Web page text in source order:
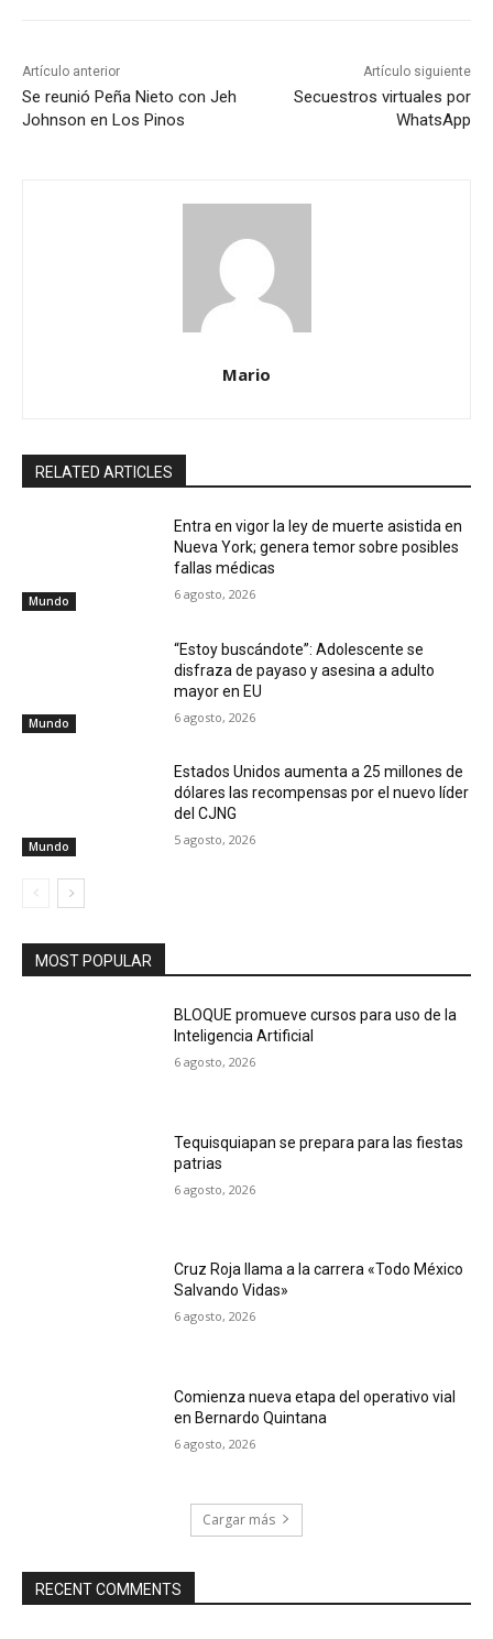
Artículo anterior
Se reunió Peña Nieto con Jeh
Johnson en Los Pinos
Artículo siguiente
Secuestros virtuales por
WhatsApp
Mario
RELATED ARTICLES
Mundo
Entra en vigor la ley de muerte asistida en
Nueva York; genera temor sobre posibles
fallas médicas
6 agosto, 2026
Mundo
“Estoy buscándote”: Adolescente se
disfraza de payaso y asesina a adulto
mayor en EU
6 agosto, 2026
Mundo
Estados Unidos aumenta a 25 millones de
dólares las recompensas por el nuevo líder
del CJNG
5 agosto, 2026
MOST POPULAR
BLOQUE promueve cursos para uso de la
Inteligencia Artificial
6 agosto, 2026
Tequisquiapan se prepara para las fiestas
patrias
6 agosto, 2026
Cruz Roja llama a la carrera «Todo México
Salvando Vidas»
6 agosto, 2026
Comienza nueva etapa del operativo vial
en Bernardo Quintana
6 agosto, 2026
Cargar más
RECENT COMMENTS